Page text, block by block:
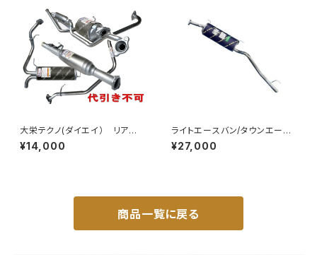
大栄テクノ(ダイエイ） リア
マフラー MHD-7040SUS ライ
フ JB5 個人宅NG
¥14,000
ライトエースバン/タウンエース
バン S402U S412U オールス
テンレスマフラー純正同等品 車
¥27,000
商品一覧に戻る